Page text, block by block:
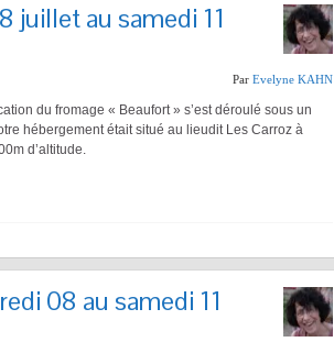
juillet au samedi 11
Par Evelyne KAHN
du fromage « Beaufort » s’est déroulé sous un
hébergement était situé au lieudit Les Carroz à
d’altitude.
08 au samedi 11